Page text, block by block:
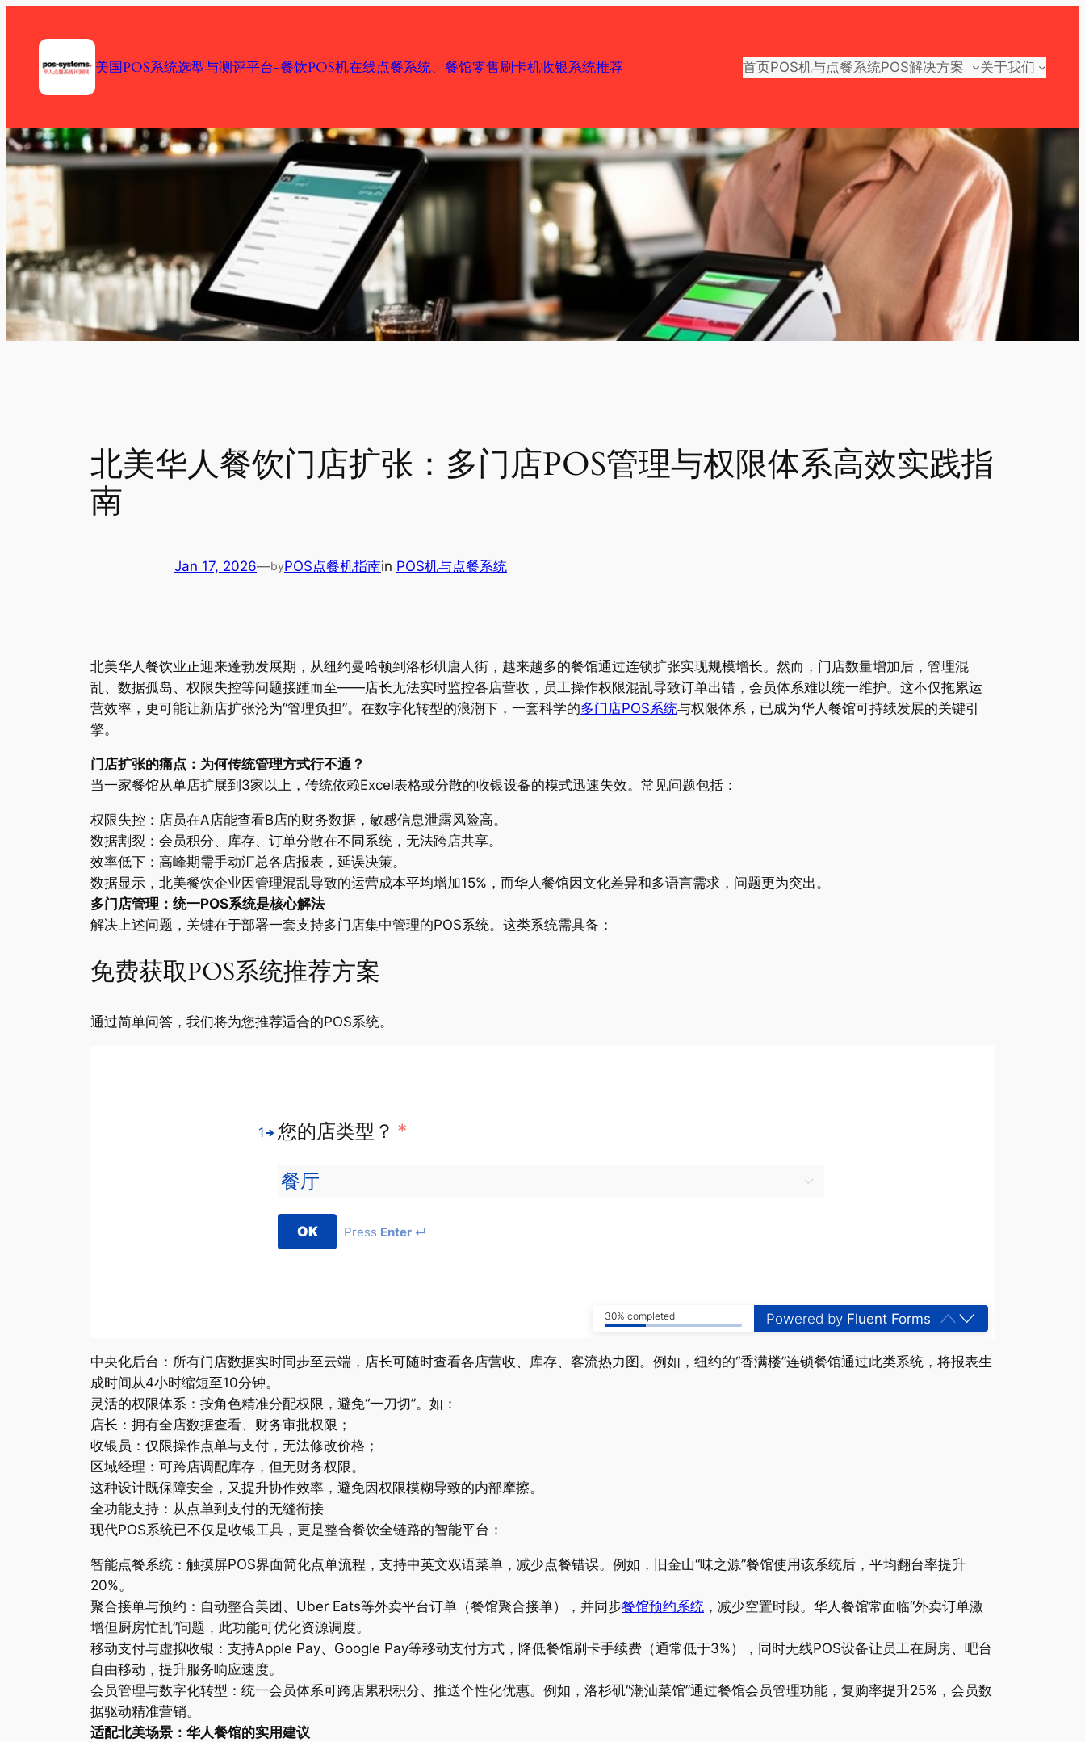
content
美国POS系统选型与测评平台-餐饮POS机在线点餐系统、餐馆零售刷卡机收银系统推荐 首页POS机与点餐系统POS解决方案 关于我们
北美华人餐饮门店扩张：多门店POS管理与权限体系高效实践指
南
Jan 17, 2026—byPOS点餐机指南in POS机与点餐系统
北美华人餐饮业正迎来蓬勃发展期，从纽约曼哈顿到洛杉矶唐人街，越来越多的餐馆通过连锁扩张实现规模增长。然而，门店数量增加后，管理混
乱、数据孤岛、权限失控等问题接踵而至——店长无法实时监控各店营收，员工操作权限混乱导致订单出错，会员体系难以统一维护。这不仅拖累运
营效率，更可能让新店扩张沦为“管理负担”。在数字化转型的浪潮下，一套科学的多门店POS系统与权限体系，已成为华人餐馆可持续发展的关键引
擎。
门店扩张的痛点：为何传统管理方式行不通？
当一家餐馆从单店扩展到3家以上，传统依赖Excel表格或分散的收银设备的模式迅速失效。常见问题包括：
权限失控：店员在A店能查看B店的财务数据，敏感信息泄露风险高。
数据割裂：会员积分、库存、订单分散在不同系统，无法跨店共享。
效率低下：高峰期需手动汇总各店报表，延误决策。
数据显示，北美餐饮企业因管理混乱导致的运营成本平均增加15%，而华人餐馆因文化差异和多语言需求，问题更为突出。
多门店管理：统一POS系统是核心解法
解决上述问题，关键在于部署一套支持多门店集中管理的POS系统。这类系统需具备：
免费获取POS系统推荐方案
通过简单问答，我们将为您推荐适合的POS系统。
1 您的店类型？ *
OK Press Enter ↵
30% completed Powered by Fluent Forms
中央化后台：所有门店数据实时同步至云端，店长可随时查看各店营收、库存、客流热力图。例如，纽约的“香满楼”连锁餐馆通过此类系统，将报表生
成时间从4小时缩短至10分钟。
灵活的权限体系：按角色精准分配权限，避免“一刀切”。如：
店长：拥有全店数据查看、财务审批权限；
收银员：仅限操作点单与支付，无法修改价格；
区域经理：可跨店调配库存，但无财务权限。
这种设计既保障安全，又提升协作效率，避免因权限模糊导致的内部摩擦。
全功能支持：从点单到支付的无缝衔接
现代POS系统已不仅是收银工具，更是整合餐饮全链路的智能平台：
智能点餐系统：触摸屏POS界面简化点单流程，支持中英文双语菜单，减少点餐错误。例如，旧金山“味之源”餐馆使用该系统后，平均翻台率提升
20%。
聚合接单与预约：自动整合美团、Uber Eats等外卖平台订单（餐馆聚合接单），并同步餐馆预约系统 ，减少空置时段。华人餐馆常面临“外卖订单激
增但厨房忙乱”问题，此功能可优化资源调度。
移动支付与虚拟收银：支持Apple Pay、Google Pay等移动支付方式，降低餐馆刷卡手续费（通常低于3%），同时无线POS设备让员工在厨房、吧台
自由移动，提升服务响应速度。
会员管理与数字化转型：统一会员体系可跨店累积积分、推送个性化优惠。例如，洛杉矶“潮汕菜馆”通过餐馆会员管理功能，复购率提升25%，会员数
据驱动精准营销。
适配北美场景：华人餐馆的实用建议